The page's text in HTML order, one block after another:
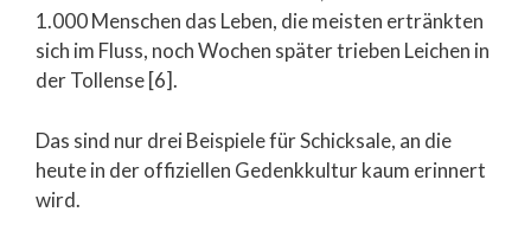
1.000 Menschen das Leben, die meisten ertränkten
sich im Fluss, noch Wochen später trieben Leichen in
der Tollense [6].
Das sind nur drei Beispiele für Schicksale, an die
heute in der offiziellen Gedenkkultur kaum erinnert
wird.